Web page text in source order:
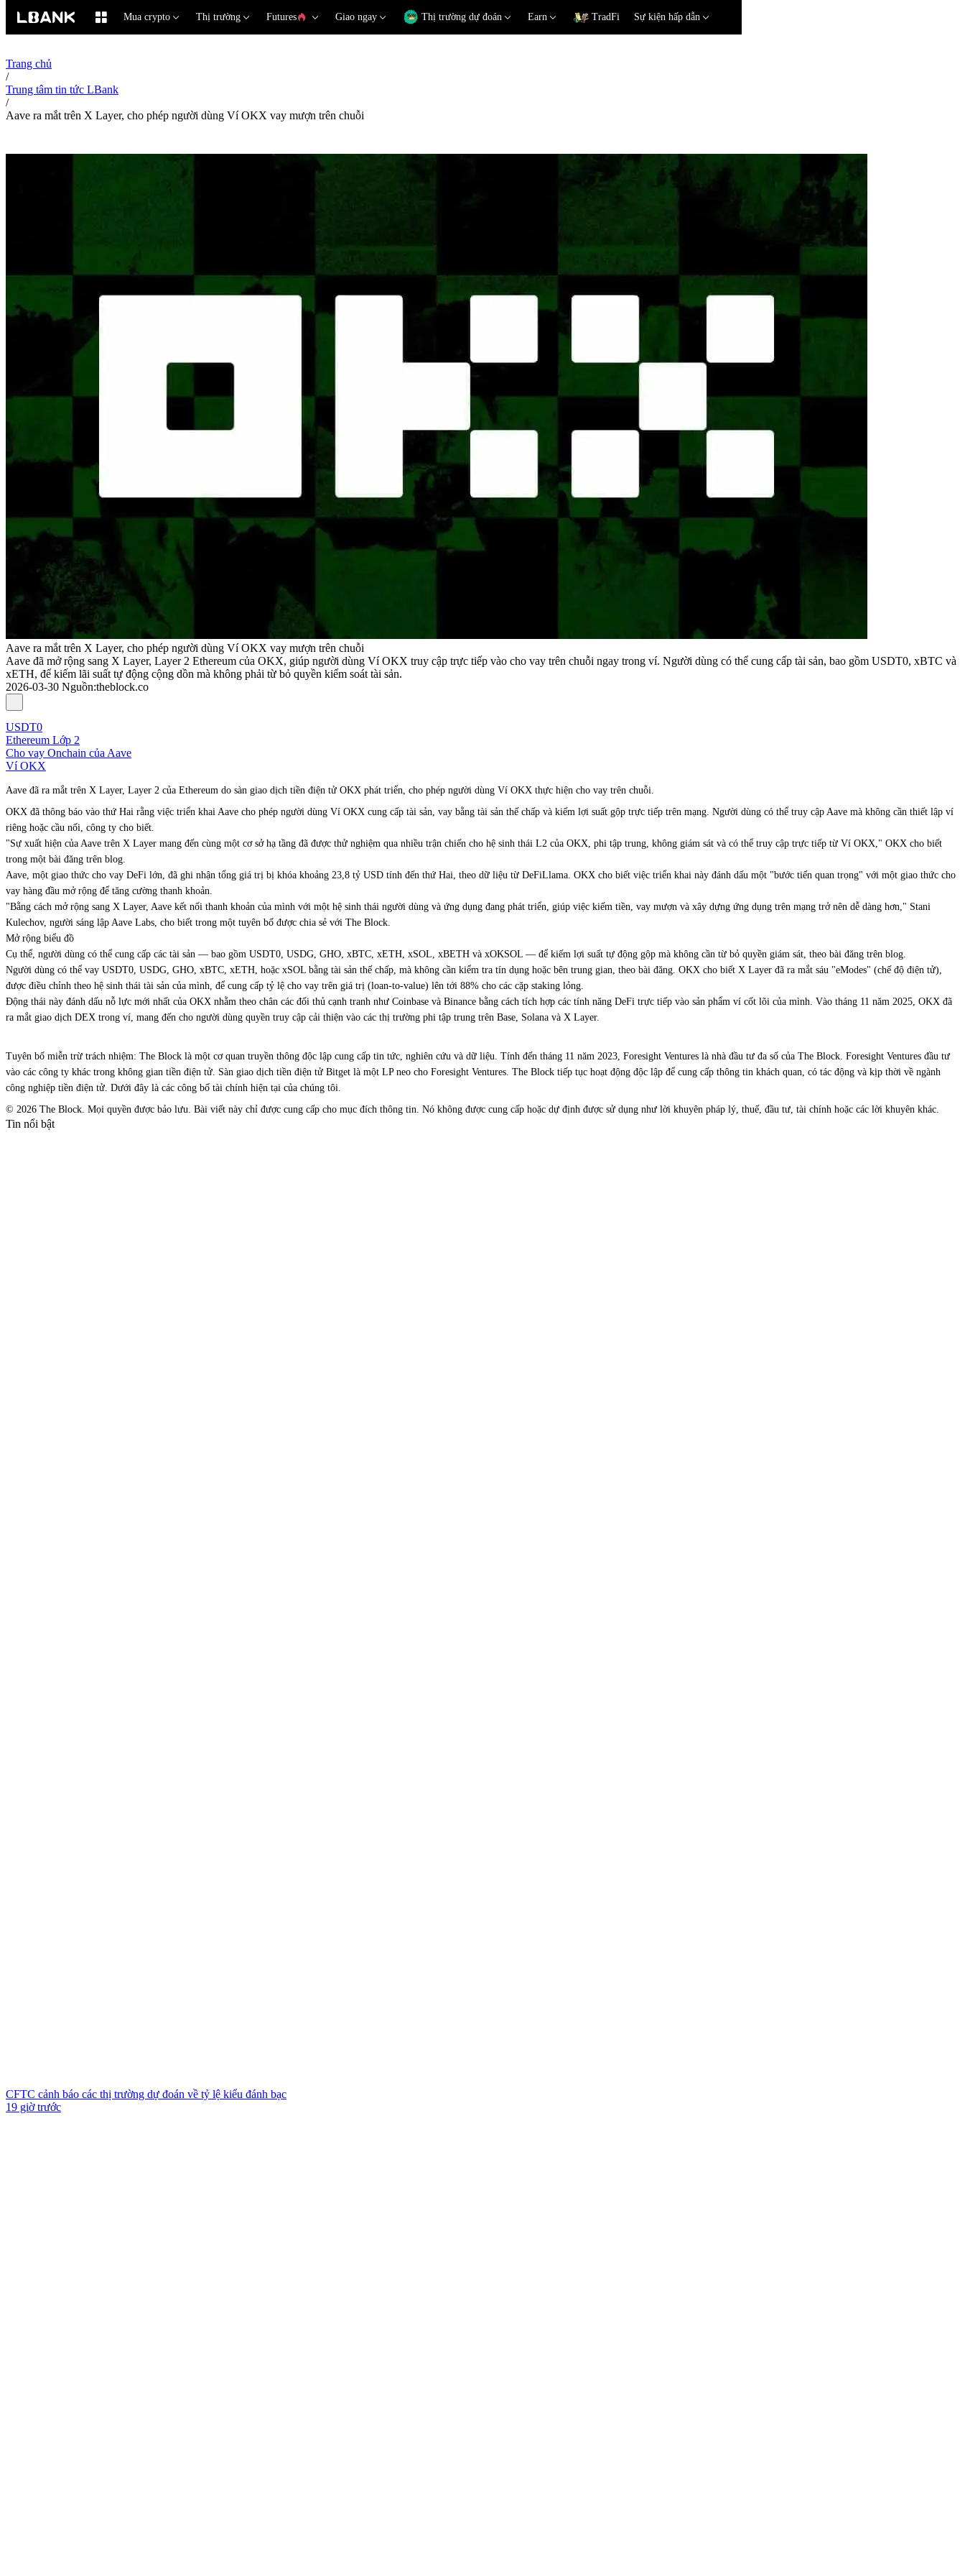
Mua crypto Thị trường Futures Giao ngay Thị trường dự đoán Earn TradFi Sự kiện hấp dẫn
Trang chủ
/
Trung tâm tin tức LBank
/
Aave ra mắt trên X Layer, cho phép người dùng Ví OKX vay mượn trên chuỗi
Aave ra mắt trên X Layer, cho phép người dùng Ví OKX vay mượn trên chuỗi
Aave đã mở rộng sang X Layer, Layer 2 Ethereum của OKX, giúp người dùng Ví OKX truy cập trực tiếp vào cho vay trên chuỗi ngay trong ví. Người dùng có thể cung cấp tài sản, bao gồm USDT0, xBTC và
xETH, để kiếm lãi suất tự động cộng dồn mà không phải từ bỏ quyền kiểm soát tài sản.
2026-03-30 Nguồn:theblock.co
USDT0
Ethereum Lớp 2
Cho vay Onchain của Aave
Ví OKX
Aave đã ra mắt trên X Layer, Layer 2 của Ethereum do sàn giao dịch tiền điện tử OKX phát triển, cho phép người dùng Ví OKX thực hiện cho vay trên chuỗi.
OKX đã thông báo vào thứ Hai rằng việc triển khai Aave cho phép người dùng Ví OKX cung cấp tài sản, vay bằng tài sản thế chấp và kiếm lợi suất gộp trực tiếp trên mạng. Người dùng có thể truy cập Aave mà không cần thiết lập ví
riêng hoặc cầu nối, công ty cho biết.
"Sự xuất hiện của Aave trên X Layer mang đến cùng một cơ sở hạ tầng đã được thử nghiệm qua nhiều trận chiến cho hệ sinh thái L2 của OKX, phi tập trung, không giám sát và có thể truy cập trực tiếp từ Ví OKX," OKX cho biết
trong một bài đăng trên blog.
Aave, một giao thức cho vay DeFi lớn, đã ghi nhận tổng giá trị bị khóa khoảng 23,8 tỷ USD tính đến thứ Hai, theo dữ liệu từ DeFiLlama. OKX cho biết việc triển khai này đánh dấu một "bước tiến quan trọng" với một giao thức cho
vay hàng đầu mở rộng để tăng cường thanh khoản.
"Bằng cách mở rộng sang X Layer, Aave kết nối thanh khoản của mình với một hệ sinh thái người dùng và ứng dụng đang phát triển, giúp việc kiếm tiền, vay mượn và xây dựng ứng dụng trên mạng trở nên dễ dàng hơn," Stani
Kulechov, người sáng lập Aave Labs, cho biết trong một tuyên bố được chia sẻ với The Block.
Mở rộng biểu đồ
Cụ thể, người dùng có thể cung cấp các tài sản — bao gồm USDT0, USDG, GHO, xBTC, xETH, xSOL, xBETH và xOKSOL — để kiếm lợi suất tự động gộp mà không cần từ bỏ quyền giám sát, theo bài đăng trên blog.
Người dùng có thể vay USDT0, USDG, GHO, xBTC, xETH, hoặc xSOL bằng tài sản thế chấp, mà không cần kiểm tra tín dụng hoặc bên trung gian, theo bài đăng. OKX cho biết X Layer đã ra mắt sáu "eModes" (chế độ điện tử),
được điều chỉnh theo hệ sinh thái tài sản của mình, để cung cấp tỷ lệ cho vay trên giá trị (loan-to-value) lên tới 88% cho các cặp staking lỏng.
Động thái này đánh dấu nỗ lực mới nhất của OKX nhằm theo chân các đối thủ cạnh tranh như Coinbase và Binance bằng cách tích hợp các tính năng DeFi trực tiếp vào sản phẩm ví cốt lõi của mình. Vào tháng 11 năm 2025, OKX đã
ra mắt giao dịch DEX trong ví, mang đến cho người dùng quyền truy cập cải thiện vào các thị trường phi tập trung trên Base, Solana và X Layer.
Tuyên bố miễn trừ trách nhiệm: The Block là một cơ quan truyền thông độc lập cung cấp tin tức, nghiên cứu và dữ liệu. Tính đến tháng 11 năm 2023, Foresight Ventures là nhà đầu tư đa số của The Block. Foresight Ventures đầu tư
vào các công ty khác trong không gian tiền điện tử. Sàn giao dịch tiền điện tử Bitget là một LP neo cho Foresight Ventures. The Block tiếp tục hoạt động độc lập để cung cấp thông tin khách quan, có tác động và kịp thời về ngành
công nghiệp tiền điện tử. Dưới đây là các công bố tài chính hiện tại của chúng tôi.
© 2026 The Block. Mọi quyền được bảo lưu. Bài viết này chỉ được cung cấp cho mục đích thông tin. Nó không được cung cấp hoặc dự định được sử dụng như lời khuyên pháp lý, thuế, đầu tư, tài chính hoặc các lời khuyên khác.
Tin nổi bật
CFTC cảnh báo các thị trường dự đoán về tỷ lệ kiểu đánh bạc
19 giờ trước